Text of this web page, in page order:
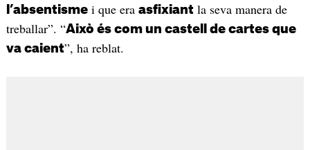
l’absentismei que era asfixiantla seva manera de
treballar”. “Això és com un castell de cartes que
va caient”, ha reblat.